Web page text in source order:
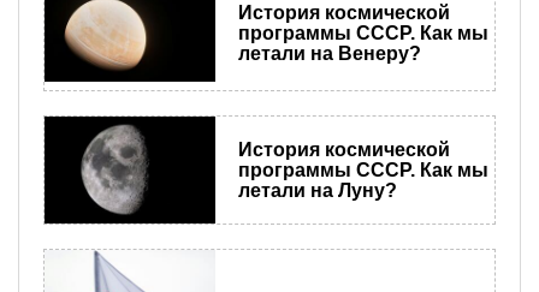
История космической
программы СССР. Как мы
летали на Венеру?
История космической
программы СССР. Как мы
летали на Луну?